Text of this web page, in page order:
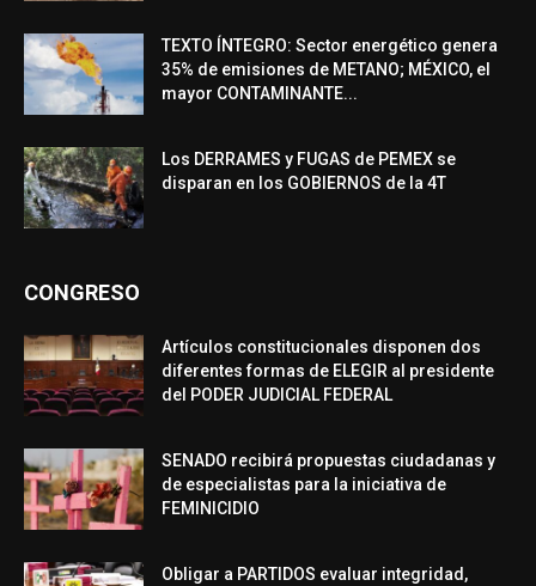
TEXTO ÍNTEGRO: Sector energético genera
35% de emisiones de METANO; MÉXICO, el
mayor CONTAMINANTE...
Los DERRAMES y FUGAS de PEMEX se
disparan en los GOBIERNOS de la 4T
CONGRESO
Artículos constitucionales disponen dos
diferentes formas de ELEGIR al presidente
del PODER JUDICIAL FEDERAL
SENADO recibirá propuestas ciudadanas y
de especialistas para la iniciativa de
FEMINICIDIO
Obligar a PARTIDOS evaluar integridad,